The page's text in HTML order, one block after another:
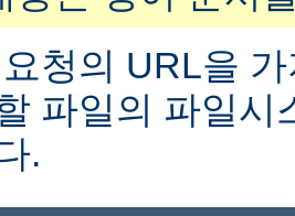
청의 URL을
파일의 파일시
.